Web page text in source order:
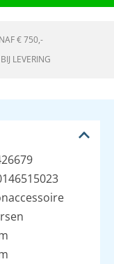
€ 750,-
LEVERING